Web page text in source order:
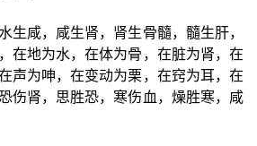
生咸，咸生肾，肾生骨髓，髓生肝，
在地为水，在体为骨，在脏为肾，在
声为呻，在变动为栗，在窍为耳，在
伤肾，思胜恐，寒伤血，燥胜寒，咸